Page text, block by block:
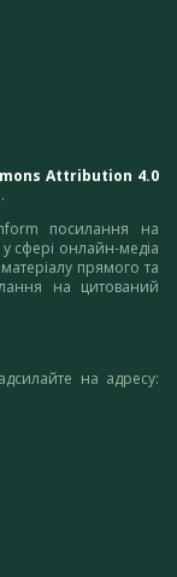
Attribution 4.0
посилання на
у сфері онлайн-медіа
прямого та
на цитований
на адресу: